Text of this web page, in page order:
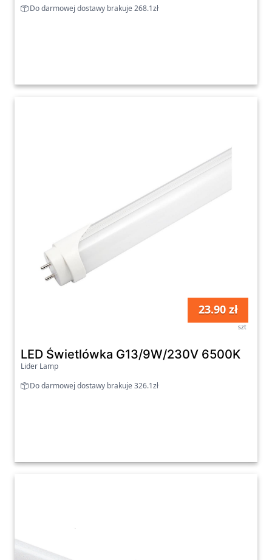
Do darmowej dostawy brakuje 268.1zł
23.90 zł
szt
LED Świetlówka G13/9W/230V 6500K
Lider Lamp
Do darmowej dostawy brakuje 326.1zł